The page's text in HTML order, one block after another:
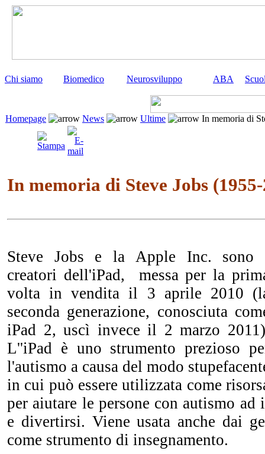
Chi siamo Biomedico Neurosviluppo ABA
Homepage News Ultime In memoria di
In memoria di Steve Jobs
Steve Jobs e la Apple Inc. sono
creatori dell'iPad,
messa per la
volta in venditail 3 aprile 2010
seconda generazione, conosciuta
iPad 2,uscì invece il 2 marzo
L''iPad è uno strumento prezioso
l'autismo a causa del modo
in cui può essereutilizzata come
per aiutare le persone con autismo ad
e divertirsi. Viene usata anche dai
come strumento di insegnamento.